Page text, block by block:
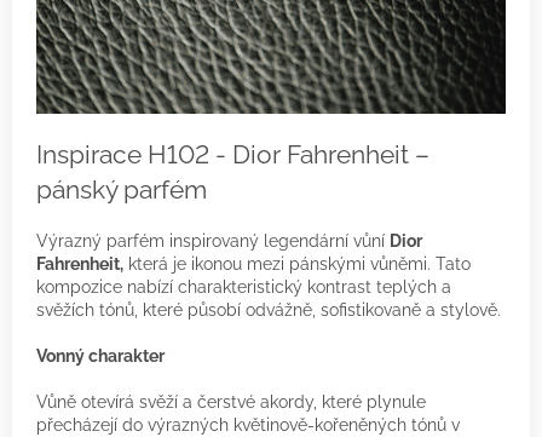
Inspirace H102 - Dior Fahrenheit –
pánský parfém
Výrazný parfém inspirovaný legendární vůní Dior
Fahrenheit, která je ikonou mezi pánskými vůněmi. Tato
kompozice nabízí charakteristický kontrast teplých a
svěžích tónů, které působí odvážně, sofistikovaně a stylově.
Vonný charakter
Vůně otevírá svěží a čerstvé akordy, které plynule
přecházejí do výrazných květinově-kořeněných tónů v